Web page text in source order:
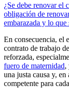
¿Se debe renovar el
obligación de
embarazada y lo que
En consecuencia, el
contrato de trabajo
reforzada,
fuero de maternidad,
una justa causa y,
competente para